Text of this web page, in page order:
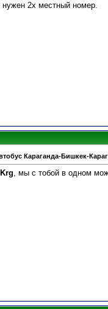
2х местный номер.
Караганда-Бишкек-
, мы с тобой в одном